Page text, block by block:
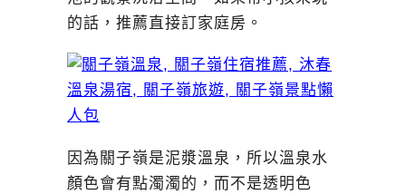
的話，推薦直接訂家庭房。
因為關子嶺是泥漿溫泉，所以溫泉水
顏色會有點濁濁的，而不是透明色